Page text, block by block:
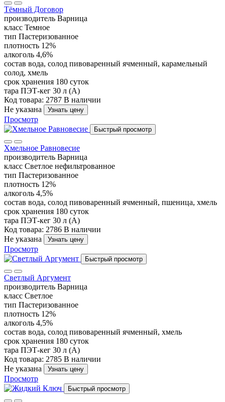
Тёмный Договор
производитель Варница
класс Темное
тип Пастеризованное
плотность 12%
алкоголь 4,6%
состав вода, солод пивоваренный ячменный, карамельный
солод, хмель
срок хранения 180 суток
тара ПЭТ-кег 30 л (А)
Код товара: 2787 В наличии
Не указана
Узнать цену
Просмотр
Быстрый просмотр
Хмельное Равновесие
производитель Варница
класс Светлое нефильтрованное
тип Пастеризованное
плотность 12%
алкоголь 4,5%
состав вода, солод пивоваренный ячменный, пшеница, хмель
срок хранения 180 суток
тара ПЭТ-кег 30 л (А)
Код товара: 2786 В наличии
Не указана
Узнать цену
Просмотр
Быстрый просмотр
Светлый Аргумент
производитель Варница
класс Светлое
тип Пастеризованное
плотность 12%
алкоголь 4,5%
состав вода, солод пивоваренный ячменный, хмель
срок хранения 180 суток
тара ПЭТ-кег 30 л (А)
Код товара: 2785 В наличии
Не указана
Узнать цену
Просмотр
Быстрый просмотр